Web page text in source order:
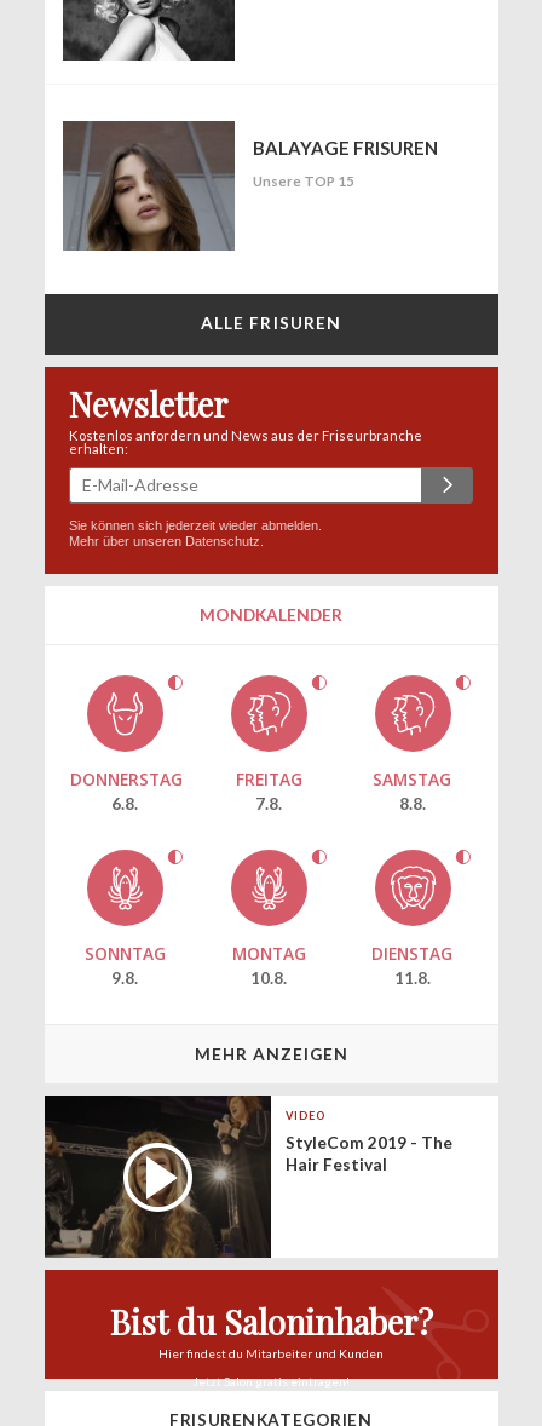
BALAYAGE FRISUREN
Unsere TOP 15
ALLE FRISUREN
Newsletter
Kostenlos anfordern und News aus der Friseurbranche
erhalten:
Sie können sich jederzeit wieder abmelden.
Mehr über unseren Datenschutz
MONDKALENDER
DONNERSTAG
6.8.
FREITAG
7.8.
SAMSTAG
8.8.
SONNTAG
9.8.
MONTAG
10.8.
DIENSTAG
11.8.
MEHR ANZEIGEN
VIDEO
StyleCom 2019 - The
Hair Festival
Bist du Saloninhaber?
Hier findest du Mitarbeiter und Kunden
Jetzt Salongratis eintragen!
FRISURENKATEGORIEN